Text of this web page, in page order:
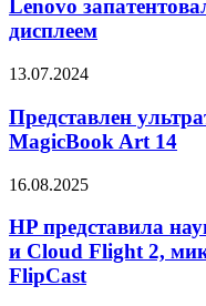
рулонным
Lenovo
дисплеем
Представлен
ноутбук
Honor
MagicBook
14
13.07.2024
Представлен
MagicBook Art 14
HP
наушники
HyperX
Cloud
Alpha
16.08.2025
HP представила
и Cloud Flight 2,
FlipCast